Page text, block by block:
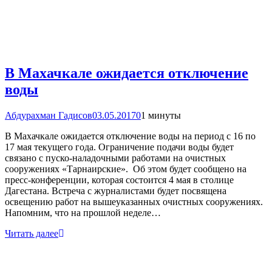
В Махачкале ожидается отключение
воды
Абдурахман Гадисов03.05.201701 минуты
В Махачкале ожидается отключение воды на период с 16 по
17 мая текущего года. Ограничение подачи воды будет
связано с пуско-наладочными работами на очистных
сооружениях «Тарнаирские». Об этом будет сообщено на
пресс-конференции, которая состоится 4 мая в столице
Дагестана. Встреча с журналистами будет посвящена
освещению работ на вышеуказанных очистных сооружениях.
Напомним, что на прошлой неделе…
Читать далее